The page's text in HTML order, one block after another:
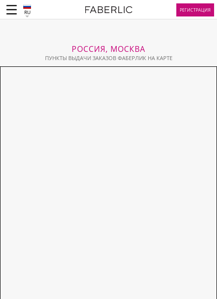
RU РЕГИСТРАЦИЯ
РОССИЯ, МОСКВА
ПУНКТЫ ВЫДАЧИ ЗАКАЗОВ ФАБЕРЛИК НА КАРТЕ